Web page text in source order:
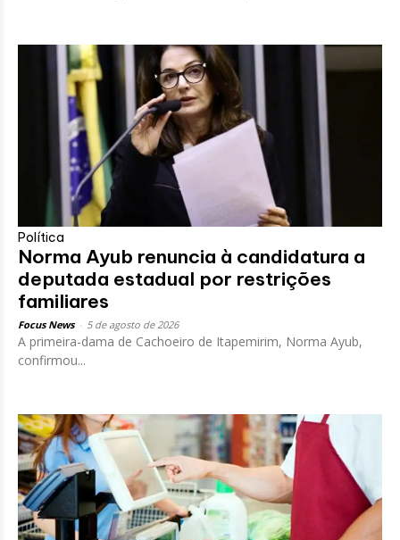
Política
Norma Ayub renuncia à candidatura a
deputada estadual por restrições
familiares
Focus News 5 de agosto de 2026
A primeira-dama de Cachoeiro de Itapemirim, Norma Ayub,
confirmou...